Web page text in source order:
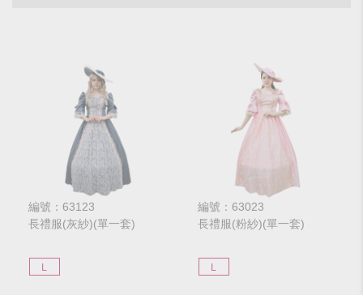
編號：63123
長禮服(灰紗)(單一套)
L
編號：63023
長禮服(粉紗)(單一套)
L